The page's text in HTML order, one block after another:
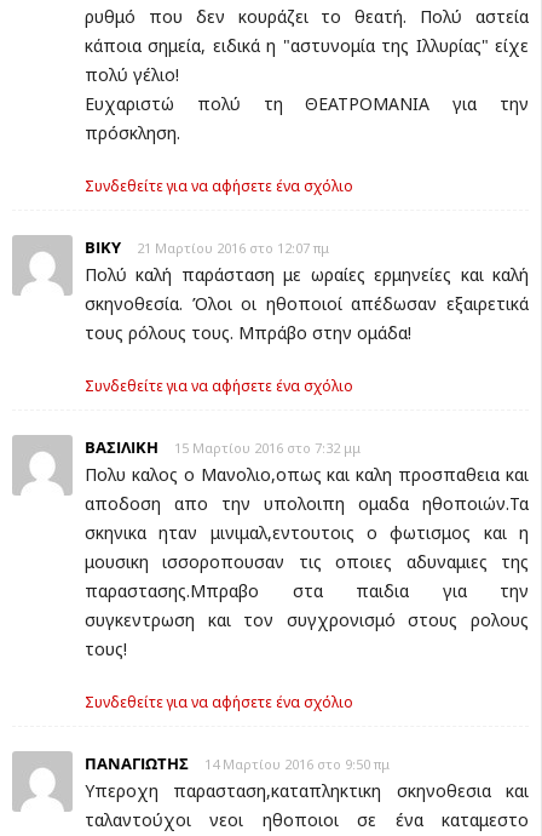
ρυθμό που δεν κουράζει το θεατή. Πολύ αστεία
κάποια σημεία, ειδικά η "αστυνομία της Ιλλυρίας" είχε
πολύ γέλιο!
Ευχαριστώ πολύ τη ΘΕΑΤΡΟΜΑΝΙΑ για την
πρόσκληση.
Συνδεθείτε για να αφήσετε ένα σχόλιο
ΒΙΚΥ 21 Μαρτίου 2016 στο 12:07 πμ
Πολύ καλή παράσταση με ωραίες ερμηνείες και καλή
σκηνοθεσία. Όλοι οι ηθοποιοί απέδωσαν εξαιρετικά
τους ρόλους τους. Μπράβο στην ομάδα!
Συνδεθείτε για να αφήσετε ένα σχόλιο
ΒΑΣΙΛΙΚΗ 15 Μαρτίου 2016 στο 7:32 μμ
Πολυ καλος ο Μανολιο,οπως και καλη προσπαθεια και
αποδοση απο την υπολοιπη ομαδα ηθοποιών.Τα
σκηνικα ηταν μινιμαλ,εντουτοις ο φωτισμος και η
μουσικη ισσοροπουσαν τις οποιες αδυναμιες της
παραστασης.Μπραβο στα παιδια για την
συγκεντρωση και τον συγχρονισμό στους ρολους
τους!
Συνδεθείτε για να αφήσετε ένα σχόλιο
ΠΑΝΑΓΙΩΤΗΣ 14 Μαρτίου 2016 στο 9:50 πμ
Υπεροχη παρασταση,καταπληκτικη σκηνοθεσια και
ταλαντούχοι νεοι ηθοποιοι σε ένα καταμεστο